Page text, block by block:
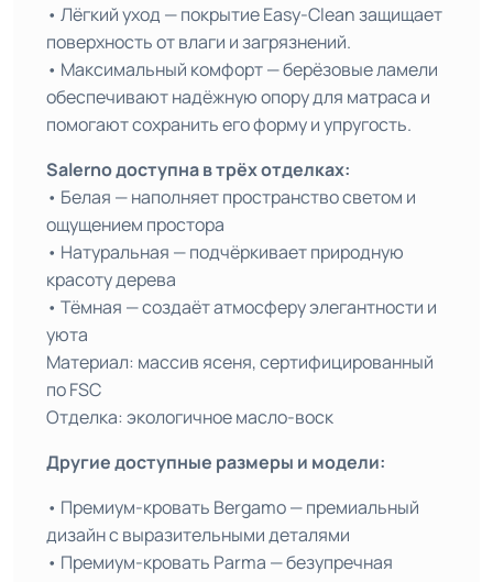
• Лёгкий уход — покрытие Easy-Clean защищает
поверхность от влаги и загрязнений.
• Максимальный комфорт — берёзовые ламели
обеспечивают надёжную опору для матраса и
помогают сохранить его форму и упругость.
Salerno доступна в трёх отделках:
• Белая — наполняет пространство светом и
ощущением простора
• Натуральная — подчёркивает природную
красоту дерева
• Тёмная — создаёт атмосферу элегантности и
уюта
Материал: массив ясеня, сертифицированный
по FSC
Отделка: экологичное масло-воск
Другие доступные размеры и модели:
• Премиум-кровать Bergamo — премиальный
дизайн с выразительными деталями
• Премиум-кровать Parma — безупречная